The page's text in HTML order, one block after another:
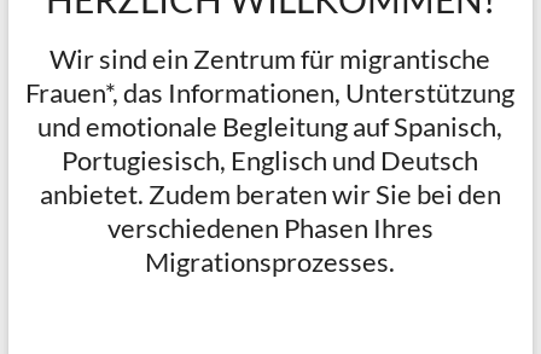
Wir sind ein Zentrum für migrantische
Frauen*, das Informationen, Unterstützung
und emotionale Begleitung auf Spanisch,
Portugiesisch, Englisch und Deutsch
anbietet. Zudem beraten wir Sie bei den
verschiedenen Phasen Ihres
Migrationsprozesses.